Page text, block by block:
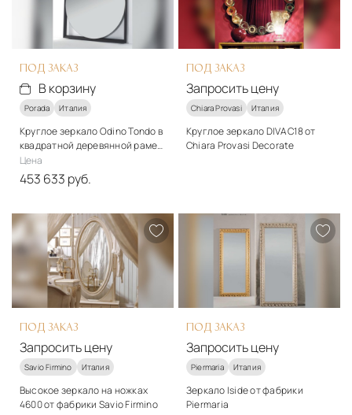
В корзину
ПОД ЗАКАЗ
В корзину
Porada Италия
Круглое зеркало Odino Tondo в
квадратной деревянной раме
Porada
Цена
453 633 руб.
Дерево, зеркало
Подробнее
В корзину
ПОД ЗАКАЗ
Запросить цену
Chiara Provasi Италия
Круглое зеркало DIVA C18 от
Chiara Provasi Decorate
ПОД ЗАКАЗ
Запросить цену
Savio Firmino Италия
Высокое зеркало на ножках
4600 от фабрики Savio Firmino
ПОД ЗАКАЗ
Запросить цену
Piermaria Италия
Зеркало Iside от фабрики
Piermaria